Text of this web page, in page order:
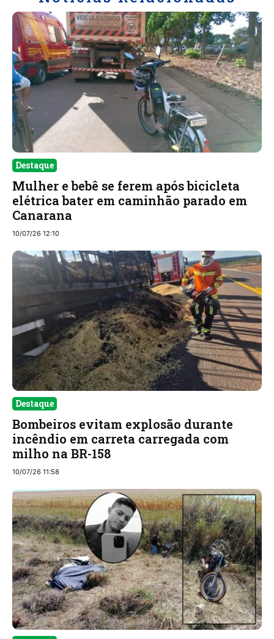
Destaque
Mulher e bebê se ferem após bicicleta
elétrica bater em caminhão parado em
Canarana
10/07/26 12:10
Destaque
Bombeiros evitam explosão durante
incêndio em carreta carregada com
milho na BR-158
10/07/26 11:58